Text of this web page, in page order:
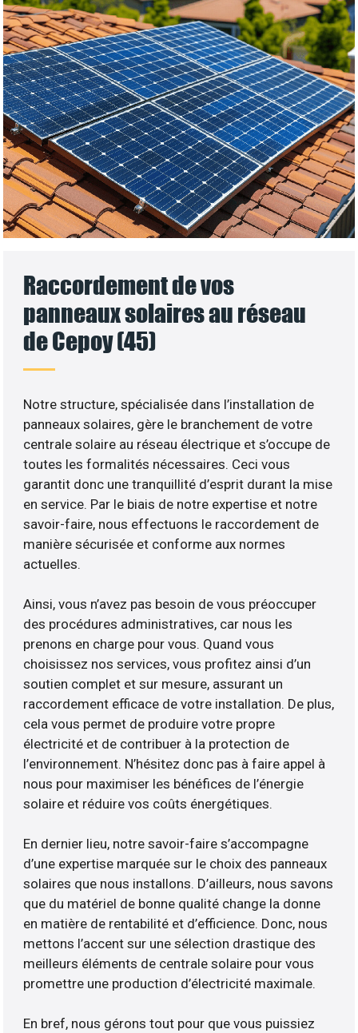
Raccordement de vos
panneaux solaires au réseau
de Cepoy (45)
Notre structure, spécialisée dans l’installation de
panneaux solaires, gère le branchement de votre
centrale solaire au réseau électrique et s’occupe de
toutes les formalités nécessaires. Ceci vous
garantit donc une tranquillité d’esprit durant la mise
en service. Par le biais de notre expertise et notre
savoir-faire, nous effectuons le raccordement de
manière sécurisée et conforme aux normes
actuelles.
Ainsi, vous n’avez pas besoin de vous préoccuper
des procédures administratives, car nous les
prenons en charge pour vous. Quand vous
choisissez nos services, vous profitez ainsi d’un
soutien complet et sur mesure, assurant un
raccordement efficace de votre installation. De plus,
cela vous permet de produire votre propre
électricité et de contribuer à la protection de
l’environnement. N’hésitez donc pas à faire appel à
nous pour maximiser les bénéfices de l’énergie
solaire et réduire vos coûts énergétiques.
En dernier lieu, notre savoir-faire s’accompagne
d’une expertise marquée sur le choix des panneaux
solaires que nous installons. D’ailleurs, nous savons
que du matériel de bonne qualité change la donne
en matière de rentabilité et d’efficience. Donc, nous
mettons l’accent sur une sélection drastique des
meilleurs éléments de centrale solaire pour vous
promettre une production d’électricité maximale.
En bref, nous gérons tout pour que vous puissiez